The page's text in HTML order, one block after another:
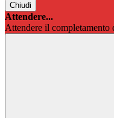
Chiudi
Attendere...
Attendere il completamento